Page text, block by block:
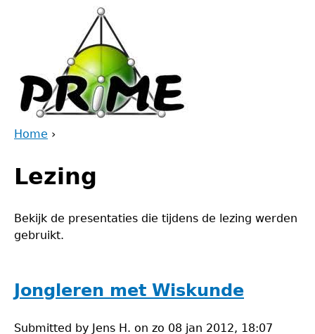
are
Home ›
to
top
Lezing
Bekijk de presentaties die tijdens de lezing werden
gebruikt.
Jongleren met Wiskunde
Submitted by Jens H. on zo 08 jan 2012, 18:07